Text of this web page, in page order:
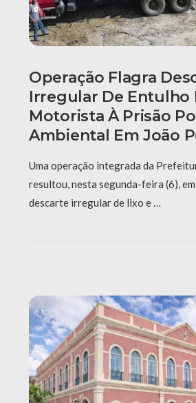
Operação Flagra
Irregular De Entulho
Motorista À Prisão
Ambiental Em João
Uma operação integrada da
resultou, nesta segunda-feira (6),
descarte irregular de lixo e …